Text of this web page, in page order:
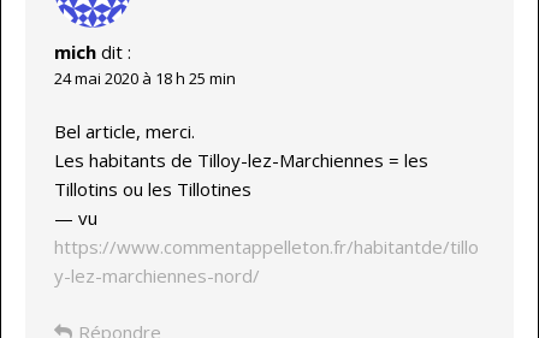
mich dit :
24 mai 2020 à 18 h 25 min
Bel article, merci.
Les habitants de Tilloy-lez-Marchiennes = les
Tillotins ou les Tillotines
— vu
https://www.commentappelleton.fr/habitantde/tillo
y-lez-marchiennes-nord/
Répondre